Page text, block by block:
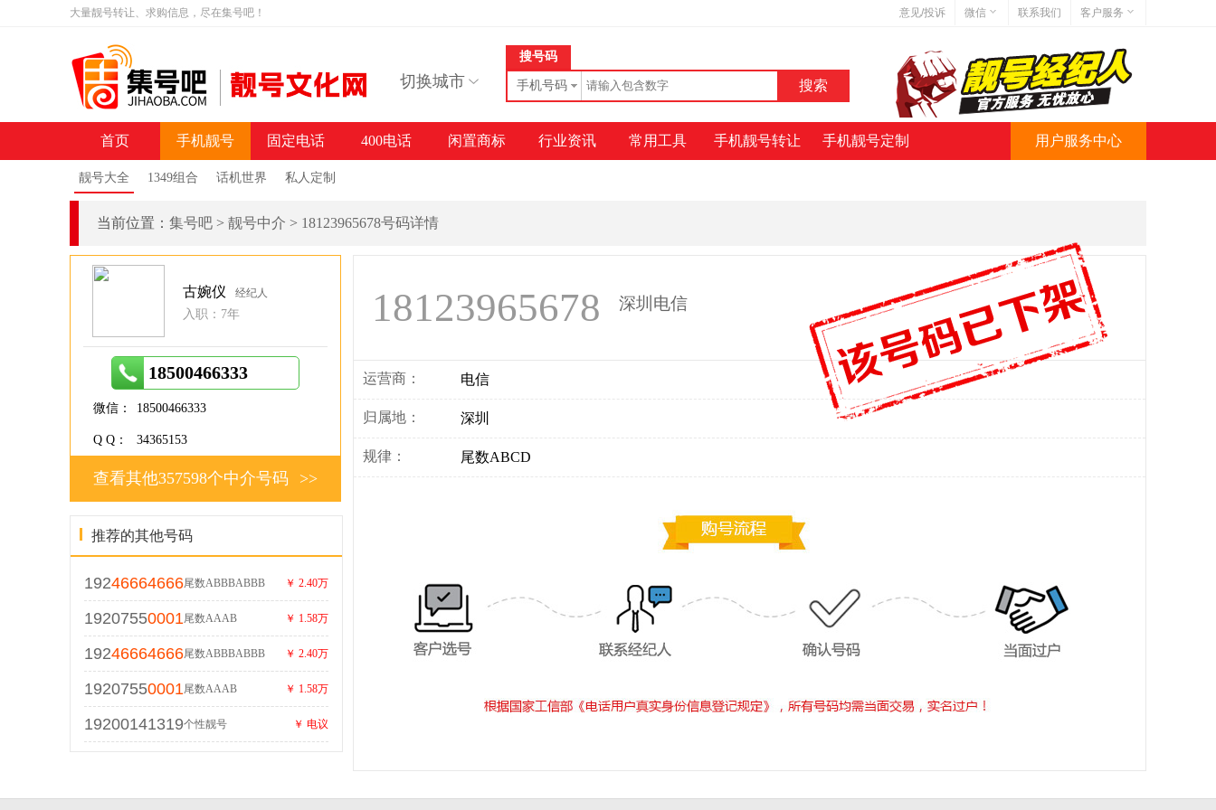
大量靓号转让、求购信息，尽在集号吧！ 意见/投诉 微信
微信号:jihaoba999
联系我们
客户服务
网站地图
网站简介
切换城市
搜号码
手机号码
首页 手机靓号
靓号大全 1349组合 话机世界 私人定制
固定电话 400电话 闲置商标 行业资讯 常用工具 手机靓号转让 手机靓号定制 用户服务中心
当前位置： 集号吧 > 靓号中介 > 18123965678号码详情
18123965678 深圳电信
运营商： 电信
归属地： 深圳
规律： 尾数ABCD
古婉仪 经纪人
入职：7年
18500466333
微信： 18500466333
Q Q： 34365153
>>
查看其他357598个中介号码
推荐的其他号码
19246664666尾数ABBBABBB ￥ 2.40万
19207550001尾数AAAB ￥ 1.58万
19246664666尾数ABBBABBB ￥ 2.40万
19207550001尾数AAAB ￥ 1.58万
19200141319个性靓号 ￥ 电议